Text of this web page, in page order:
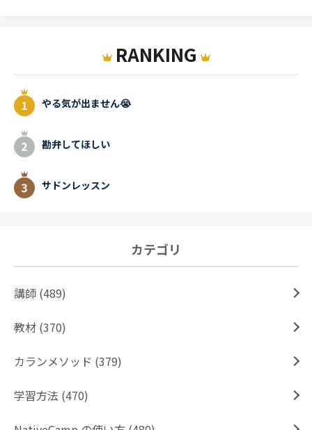
RANKING
やる気が出ません😭
勘弁してほしい
サドンレッスン
カテゴリ
講師 (489)
教材 (370)
カランメソッド (379)
学習方法 (470)